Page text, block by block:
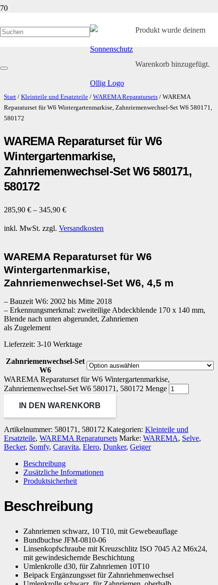
Produktwurde deinem
Warenkorb hinzugefügt.
Start / Kleinteile und Ersatzteile / WAREMA Reparatursets / WAREMA
Reparaturset für W6 Wintergartenmarkise, Zahnriemenwechsel-Set W6 580171,
580172
WAREMA Reparaturset für W6
Wintergartenmarkise,
Zahnriemenwechsel-Set W6 580171,
580172
285,90 € – 345,90 €
inkl. MwSt. zzgl. Versandkosten
WAREMA Reparaturset für W6
Wintergartenmarkise,
Zahnriemenwechsel-Set W6, 4,5 m
– Bauzeit W6: 2002 bis Mitte 2018
– Erkennungsmerkmal: zweiteilige Abdeckblende 170 x 140 mm,
Blende nach unten abgerundet, Zahnriemen
als Zugelement
Lieferzeit: 3-10 Werktage
Zahnriemenwechsel-Set
W6
WAREMA Reparaturset für W6 Wintergartenmarkise,
Zahnriemenwechsel-Set W6 580171, 580172 Menge
IN DEN WARENKORB
Artikelnummer: 580171, 580172 Kategorien: Kleinteile und
Ersatzteile, WAREMA Reparatursets Marke: WAREMA, Selve,
Becker, Somfy, Caravita, Elero, Dunker, Geiger
Beschreibung
Zusätzliche Informationen
Produktsicherheit
Beschreibung
Zahnriemen schwarz, 10 T10, mit Gewebeauflage
Bundbuchse JFM-0810-06
Linsenkopfschraube mit Kreuzschlitz ISO 7045 A2 M6x24,
mit gewindesichernde Beschichtung
Umlenkrolle d30, für Zahnriemen 10T10
Beipack Ergänzungsset für Zahnriehmenwechsel